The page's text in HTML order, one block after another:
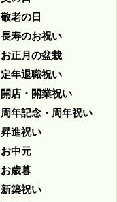
敬老の日
長寿のお祝い
お正月の盆栽
定年退職祝い
開店・開業祝い
周年記念・周年祝い
昇進祝い
お中元
お歳暮
新築祝い